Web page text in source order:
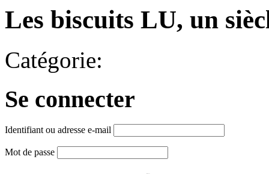
Les biscuits LU, un
Catégorie:
Se connecter
Identifiant ou adresse e-mail
Mot de passe